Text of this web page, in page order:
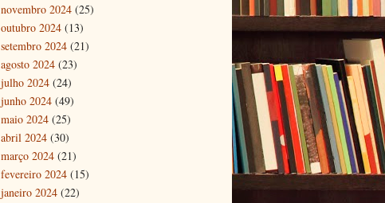
novembro 2024 (25)
outubro 2024 (13)
setembro 2024 (21)
agosto 2024 (23)
julho 2024 (24)
junho 2024 (49)
maio 2024 (25)
abril 2024 (30)
março 2024 (21)
fevereiro 2024 (15)
janeiro 2024 (22)